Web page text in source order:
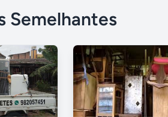
Semelhantes